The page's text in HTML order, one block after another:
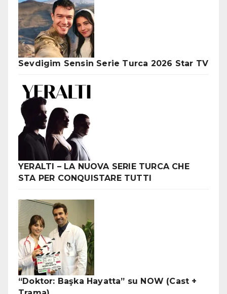
Sevdigim Sensin Serie Turca 2026 Star TV
YERALTI – LA NUOVA SERIE TURCA CHE
STA PER CONQUISTARE TUTTI
“Doktor: Başka Hayatta” su NOW (Cast +